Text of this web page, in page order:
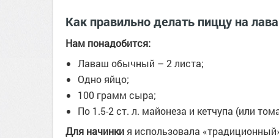
Как правильно делать пиццу на
Нам понадобится:
Лаваш обычный – 2 листа;
Одно яйцо;
100 грамм сыра;
По 1.5-2 ст. л. майонеза и кетчупа (или
Для начинки я использовала